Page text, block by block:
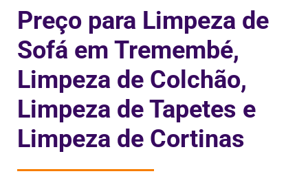
Preço para Limpeza de
Sofá em Tremembé,
Limpeza de Colchão,
Limpeza de Tapetes e
Limpeza de Cortinas